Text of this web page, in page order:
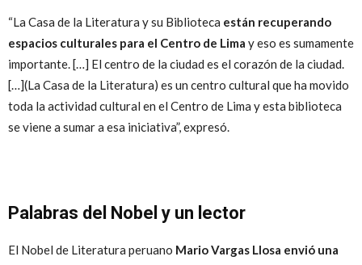
“La Casa de la Literatura y su Biblioteca están recuperando
espacios culturales para el Centro de Lima y eso es sumamente
importante. […] El centro de la ciudad es el corazón de la ciudad.
[…](La Casa de la Literatura) es un centro cultural que ha movido
toda la actividad cultural en el Centro de Lima y esta biblioteca
se viene a sumar a esa iniciativa”, expresó.
Palabras del Nobel y un lector
El Nobel de Literatura peruano Mario Vargas Llosa envió una